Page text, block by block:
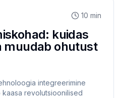
10 min
kuidas
muudab ohutust
integreerimine
revolutsioonilised